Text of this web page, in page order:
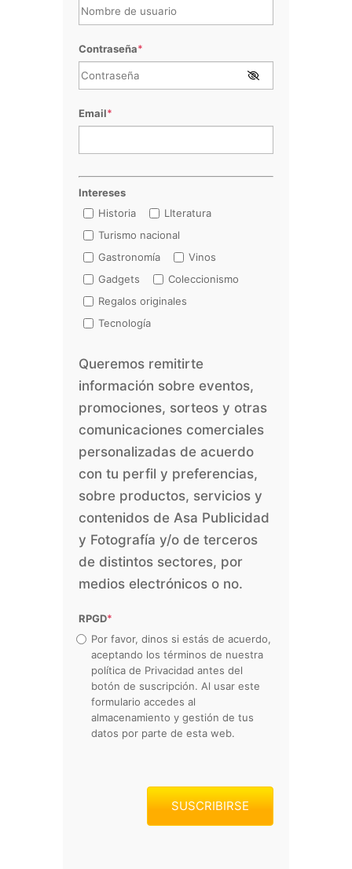
Contraseña*
Email*
Intereses
Historia
LIteratura
Turismo nacional
Gastronomía
Vinos
Gadgets
Coleccionismo
Regalos originales
Tecnología
Queremos remitirte
información sobre eventos,
promociones, sorteos y otras
comunicaciones comerciales
personalizadas de acuerdo
con tu perfil y preferencias,
sobre productos, servicios y
contenidos de Asa Publicidad
y Fotografía y/o de terceros
de distintos sectores, por
medios electrónicos o no.
RPGD*
Por favor, dinos si estás de acuerdo,
aceptando los términos de nuestra
política de Privacidad antes del
botón de suscripción. Al usar este
formulario accedes al
almacenamiento y gestión de tus
datos por parte de esta web.